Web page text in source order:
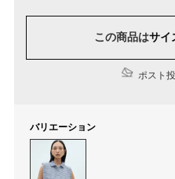
この商品はサイ
ポスト
バリエーション